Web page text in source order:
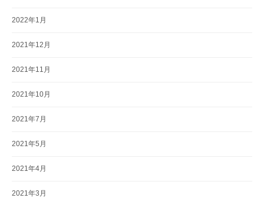
2022年1月
2021年12月
2021年11月
2021年10月
2021年7月
2021年5月
2021年4月
2021年3月